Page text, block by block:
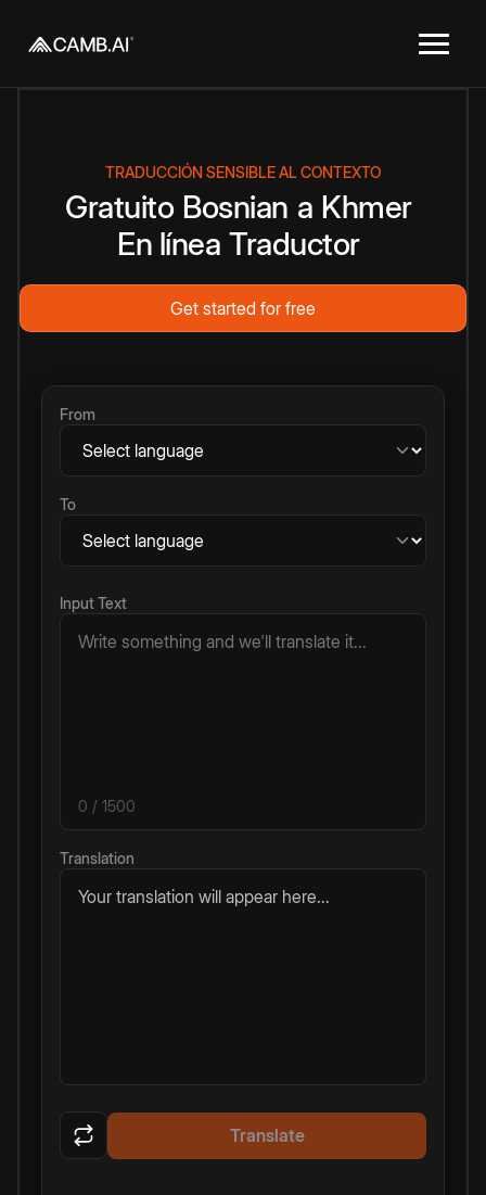
TRADUCCIÓN SENSIBLE AL CONTEXTO
Gratuito Bosnian a Khmer
En línea Traductor
Get started for free
From
To
Input Text
0 / 1500
Translation
Your translation will appear here...
Translate